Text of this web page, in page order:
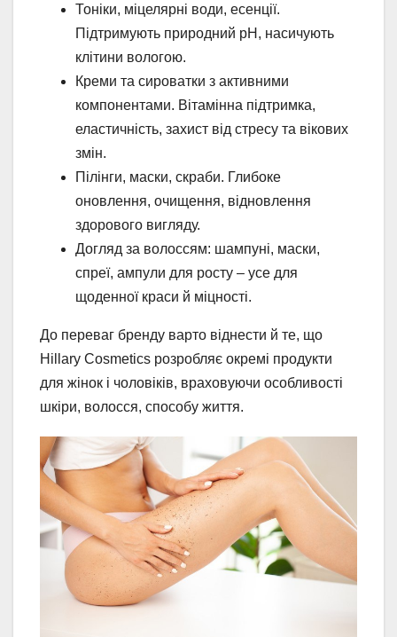
Тоніки, міцелярні води, есенції.
Підтримують природний pH, насичують
клітини вологою.
Креми та сироватки з активними
компонентами. Вітамінна підтримка,
еластичність, захист від стресу та вікових
змін.
Пілінги, маски, скраби. Глибоке
оновлення, очищення, відновлення
здорового вигляду.
Догляд за волоссям: шампуні, маски,
спреї, ампули для росту – усе для
щоденної краси й міцності.
До переваг бренду варто віднести й те, що
Hillary Cosmetics розробляє окремі продукти
для жінок і чоловіків, враховуючи особливості
шкіри, волосся, способу життя.